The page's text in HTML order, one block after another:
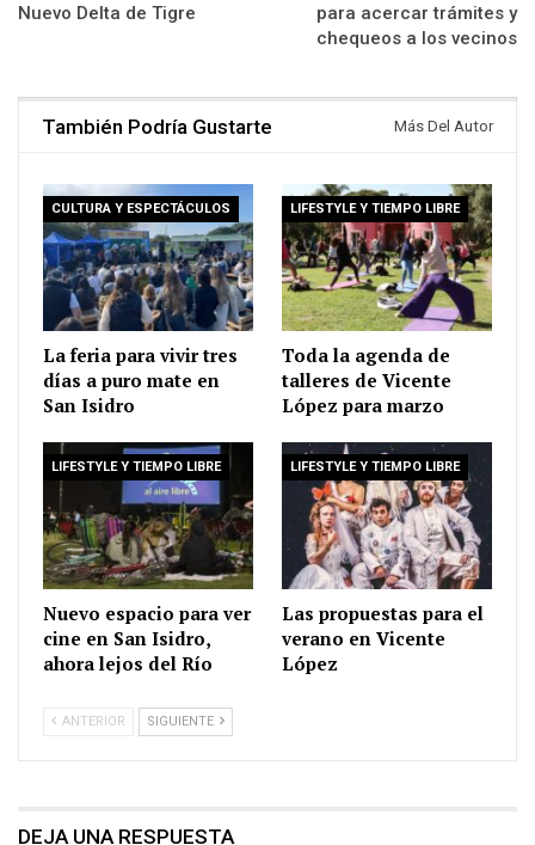
Nuevo Delta de Tigre
para acercar trámites y
chequeos a los vecinos
También Podría Gustarte Más Del Autor
CULTURA Y ESPECTÁCULOS
La feria para vivir tres
días a puro mate en
San Isidro
LIFESTYLE Y TIEMPO LIBRE
Toda la agenda de
talleres de Vicente
López para marzo
LIFESTYLE Y TIEMPO LIBRE
Nuevo espacio para ver
cine en San Isidro,
ahora lejos del Río
LIFESTYLE Y TIEMPO LIBRE
Las propuestas para el
verano en Vicente
López
ANTERIOR SIGUIENTE
DEJA UNA RESPUESTA